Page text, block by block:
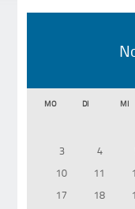
MO DI MI
3
4
10
11
17
18